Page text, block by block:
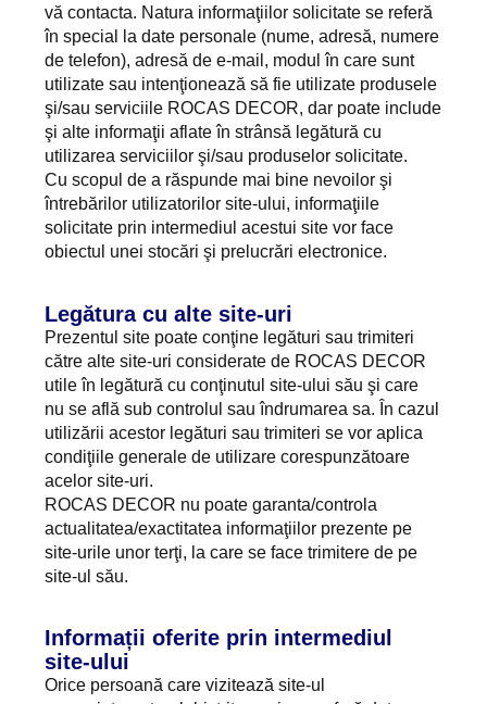
vă contacta. Natura informaţiilor solicitate se referă
în special la date personale (nume, adresă, numere
de telefon), adresă de e-mail, modul în care sunt
utilizate sau intenţionează să fie utilizate produsele
şi/sau serviciile ROCAS DECOR, dar poate include
şi alte informaţii aflate în strânsă legătură cu
utilizarea serviciilor şi/sau produselor solicitate.
Cu scopul de a răspunde mai bine nevoilor şi
întrebărilor utilizatorilor site-ului, informaţiile
solicitate prin intermediul acestui site vor face
obiectul unei stocări şi prelucrări electronice.
Legătura cu alte site-uri
Prezentul site poate conţine legături sau trimiteri
către alte site-uri considerate de ROCAS DECOR
utile în legătură cu conţinutul site-ului său şi care
nu se află sub controlul sau îndrumarea sa. În cazul
utilizării acestor legături sau trimiteri se vor aplica
condiţiile generale de utilizare corespunzătoare
acelor site-uri.
ROCAS DECOR nu poate garanta/controla
actualitatea/exactitatea informaţiilor prezente pe
site-urile unor terţi, la care se face trimitere de pe
site-ul său.
Informații oferite prin intermediul
site-ului
Orice persoană care vizitează site-ul